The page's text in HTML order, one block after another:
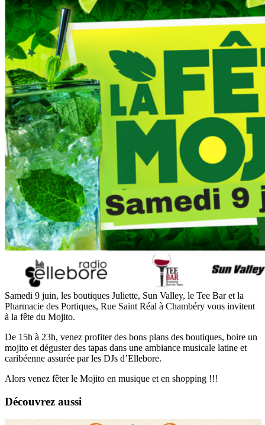
Samedi 9 juin, les boutiques Juliette, Sun Valley, le Tee Bar et la
Pharmacie des Portiques, Rue Saint Réal à Chambéry vous invitent
à la fête du Mojito.
De 15h à 23h, venez profiter des bons plans des boutiques, boire un
mojito et déguster des tapas dans une ambiance musicale latine et
caribéenne assurée par les DJs d’Ellebore.
Alors venez fêter le Mojito en musique et en shopping !!!
Découvrez aussi